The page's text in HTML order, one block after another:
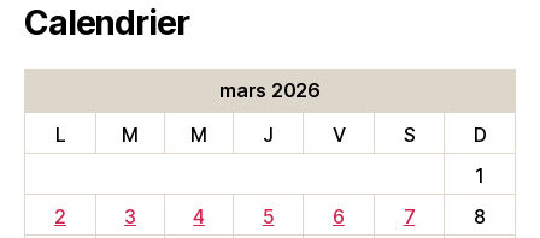
Calendrier
mars 2026
L
M M J V S
D
1
2
3 4 5 6 7
8